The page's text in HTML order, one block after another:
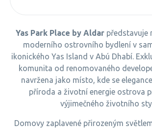
Yas Park Place by Aldarpředstavuje
moderního ostrovního bydlení v
ikonického Yas Island v Abú Dhabí.
komunita od renomovaného
navržena jako místo, kde se
příroda a životní energie ostrova
výjimečného životního
Domovy zaplavené přirozeným